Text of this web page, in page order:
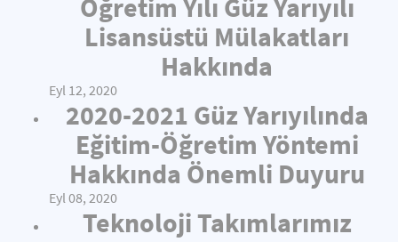
Öğretim Yılı Güz Yarıyılı
Lisansüstü Mülakatları
Hakkında
Eyl 12, 2020
2020-2021 Güz Yarıyılında
Eğitim-Öğretim Yöntemi
Hakkında Önemli Duyuru
Eyl 08, 2020
Teknoloji Takımlarımız